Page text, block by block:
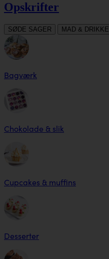
Opskrifter
SØDE SAGER MAD & DRIKKE
Bagværk
Chokolade & slik
Cupcakes & muffins
Desserter